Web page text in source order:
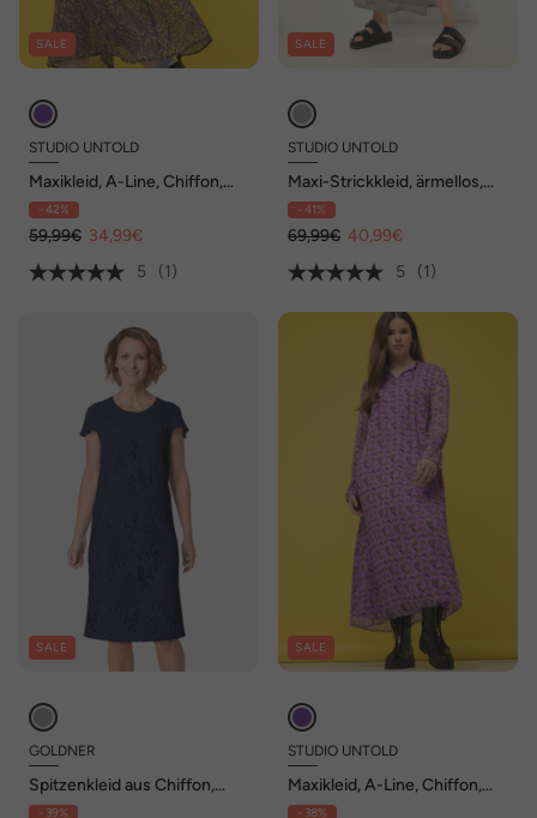
SALE
STUDIO UNTOLD
Maxikleid, A-Line, Chiffon,
Minimal Blumen, V-
Ausschnitt, Langarm
- 42%
59,99€ 34,99€
5
(1)
SALE
STUDIO UNTOLD
Maxi-Strickkleid, ärmellos,
Lochstrick mit Glitzer
- 41%
69,99€ 40,99€
5
(1)
SALE
GOLDNER
Spitzenkleid aus Chiffon,
Flügelärmeln
- 39%
SALE
STUDIO UNTOLD
Maxikleid, A-Line, Chiffon,
Tiger-Print, Volants,
- 38%